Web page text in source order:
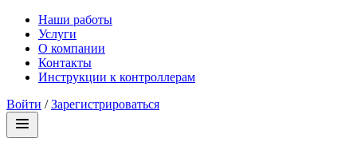
Наши работы
Услуги
О компании
Контакты
Инструкции к контроллерам
Войти /Зарегистрироваться